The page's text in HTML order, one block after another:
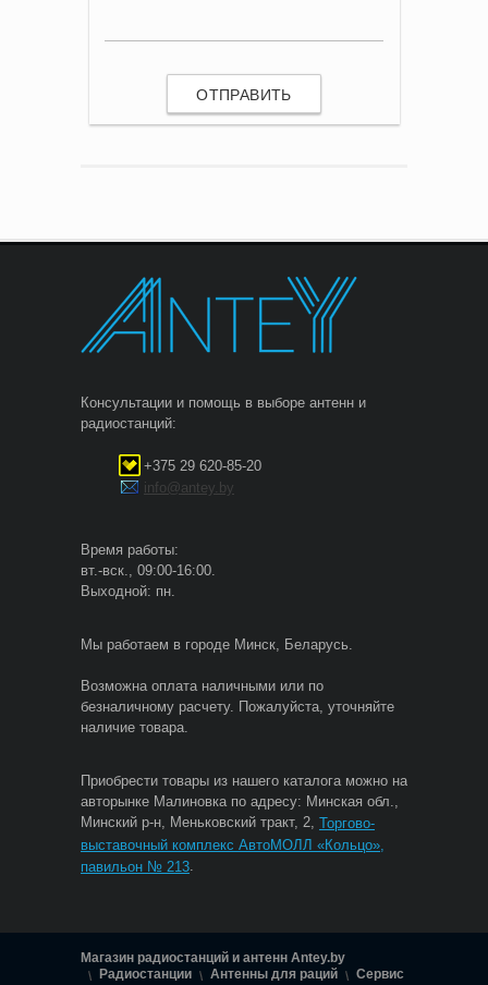
Консультации и помощь в выборе антенн и
радиостанций:
+375 29 620-85-20
info@antey.by
Время работы:
вт.-вск., 09:00-16:00.
Выходной: пн.
Мы работаем в городе Минск, Беларусь.
Возможна оплата наличными или по
безналичному расчету. Пожалуйста, уточняйте
наличие товара.
Приобрести товары из нашего каталога можно на
авторынке Малиновка по адресу: Минская обл.,
Минский р-н, Меньковский тракт, 2, Торгово-
выставочный комплекс АвтоМОЛЛ «Кольцо»,
павильон № 213
Магазин радиостанций и антенн Antey.by
Радиостанции
Антенны для раций Сервис